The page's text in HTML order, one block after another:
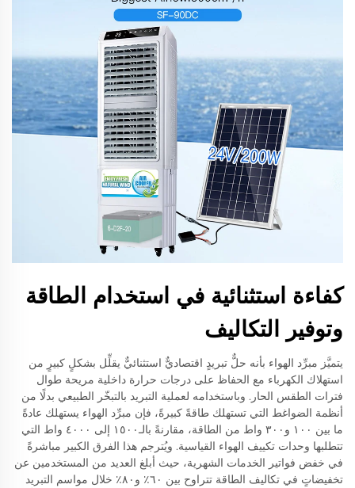
كفاءة استثنائية في استخدام الطاقة
وتوفير التكاليف
يتميَّز مبرِّد الهواء بأنه حلٌّ تبريدٍ اقتصاديٌّ استثنائيٌّ يقلِّل بشكلٍ كبيرٍ من
استهلاك الكهرباء مع الحفاظ على درجات حرارة داخلية مريحة طوال
فترات الطقس الحار. وباستخدامه لعملية التبريد بالتبخّر الطبيعي بدلًا من
أنظمة الضواغط التي تستهلك طاقةً كبيرةً، فإن مبرِّد الهواء يستهلك عادةً
ما بين ١٠٠ و٣٠٠ واط من الطاقة، مقارنةً بالـ١٥٠٠ إلى ٤٠٠٠ واط التي
تتطلبها وحدات تكييف الهواء القياسية. ويُترجم هذا الفرق الكبير مباشرةً
في خفض فواتير الخدمات الشهرية، حيث أبلغ العديد من المستخدمين عن
تخفيضاتٍ في تكاليف الطاقة تتراوح بين ٦٠٪ و٨٠٪ خلال مواسم التبريد